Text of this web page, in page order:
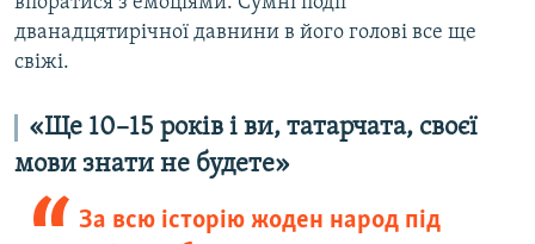
дванадцятирічної давнини в його голові все ще
свіжі.
«Ще 10–15 років і ви, татарчата, своєї
мови знати не будете»
За всю історію жоден народ під